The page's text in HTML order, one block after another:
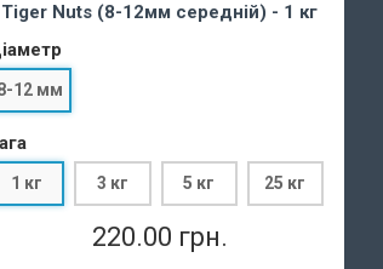
Tiger Nuts (8-12мм середній) - 1 кг
12 мм
1 кг 3 кг 5 кг 25 кг
220.00 грн.